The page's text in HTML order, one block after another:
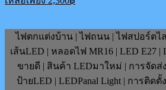
was:
price
2,300฿.
ไฟตกแต่งบ้าน | ไฟถนน | ไฟสปอร์ตไ
เส้นLED | หลอดไฟ MR16 | LED E27 |
ขายดี | สินค้า LEDมาใหม่ | การจัดส่
ป้ายLED | LEDPanal Light | การติด